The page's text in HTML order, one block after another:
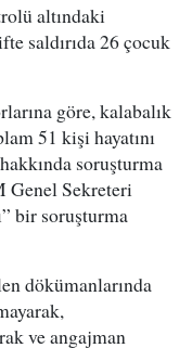
altındaki
saldırıda 26 çocuk
göre, kalabalık
51 kişi hayatını
soruşturma
Genel Sekreteri
bir soruşturma
dökümanlarında
ve angajman